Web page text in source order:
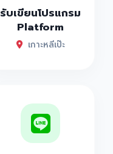
รับเขียนโปรแกรม
Platform
เกาะหลีเป๊ะ